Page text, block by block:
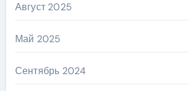
Август 2025
Май 2025
Сентябрь 2024